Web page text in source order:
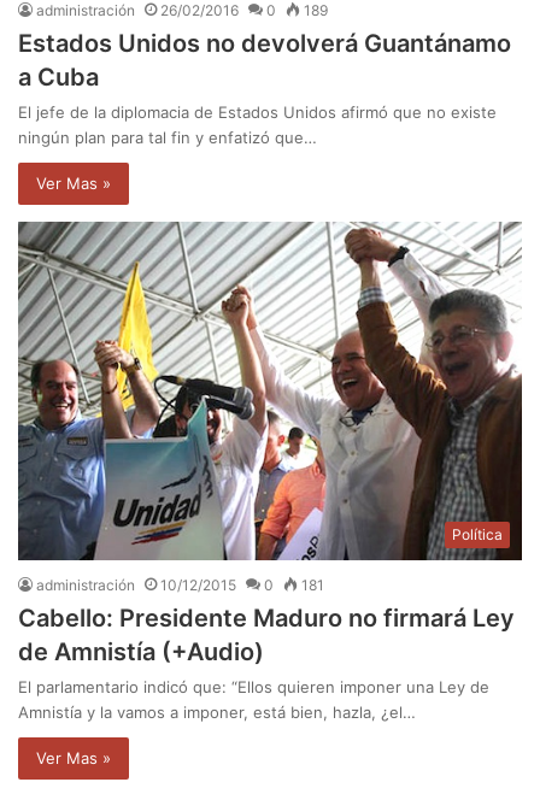
administración 26/02/2016 0 189
Estados Unidos no devolverá Guantánamo
a Cuba
El jefe de la diplomacia de Estados Unidos afirmó que no existe
ningún plan para tal fin y enfatizó que…
Ver Mas »
Política
administración 10/12/2015 0 181
Cabello: Presidente Maduro no firmará Ley
de Amnistía (+Audio)
El parlamentario indicó que: “Ellos quieren imponer una Ley de
Amnistía y la vamos a imponer, está bien, hazla, ¿el…
Ver Mas »